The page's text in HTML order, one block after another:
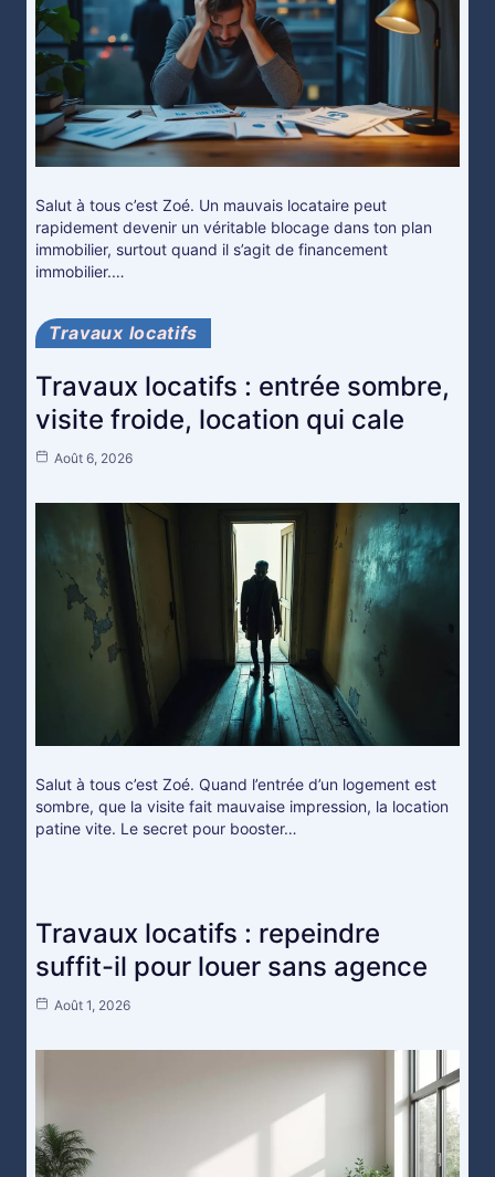
Salut à tous c’est Zoé. Un mauvais locataire peut
rapidement devenir un véritable blocage dans ton plan
immobilier, surtout quand il s’agit de financement
immobilier.…
Travaux locatifs
Travaux locatifs : entrée sombre,
visite froide, location qui cale
Août 6, 2026
Salut à tous c’est Zoé. Quand l’entrée d’un logement est
sombre, que la visite fait mauvaise impression, la location
patine vite. Le secret pour booster…
Travaux locatifs : repeindre
suffit-il pour louer sans agence
Août 1, 2026